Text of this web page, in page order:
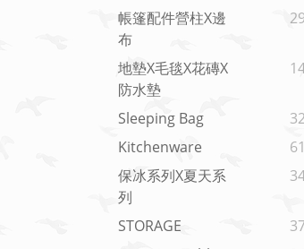
帳篷配件營柱X邊
布
地墊x毛毯x花磚x
防水墊
Sleeping Bag
32
Kitchenware
61
保冰系列x夏天系
列
STORAGE